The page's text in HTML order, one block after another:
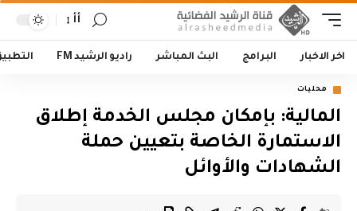
أأ
اخر الاخبار البرامج البث المباشر راديو الرشيد FM
محليات
المالية: بإمكان مجلس الخدمة إطلاق
الاستمارة الخاصة بتعيين حملة
الشهادات والأوائل